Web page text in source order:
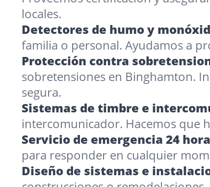
locales.
Detectores de humo y
familia o personal. Ayudamos a
Protección contra
sobretensiones en Binghamton.
segura.
Sistemas de timbre e
intercomunicador. Hacemos que
Servicio de emergencia 24
para responder en cualquier
Diseño de sistemas e